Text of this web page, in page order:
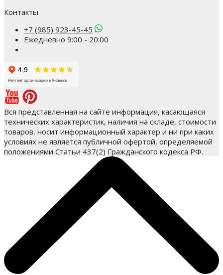
Контакты
+7 (985) 923-45-45
Ежедневно 9:00 - 20:00
Вся представленная на сайте информация, касающаяся
технических характеристик, наличия на складе, стоимости
товаров, носит информационный характер и ни при каких
условиях не является публичной офертой, определяемой
положениями Статьи 437(2) Гражданского кодекса РФ.